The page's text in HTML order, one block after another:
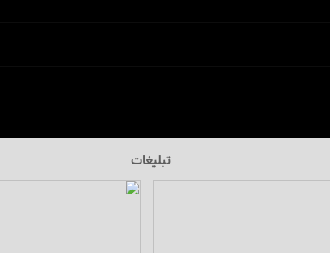
تبلیغات